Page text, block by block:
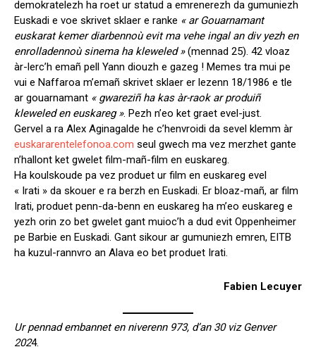
demokratelezh ha roet ur statud a emrenerezh da gumuniezh
Euskadi e voe skrivet sklaer e ranke « ar Gouarnamant
euskarat kemer diarbennoù evit ma vehe ingal an div yezh en
enrolladennoù sinema ha kleweled »(mennad 25). 42 vloaz
àr-lerc’h emañ pell Yann diouzh e gazeg ! Memes tra mui pe
vui e Naffaroa m’emañ skrivet sklaer er lezenn 18/1986 e tle
ar gouarnamant « gwareziñ ha kas àr-raok ar produiñ
kleweled en euskareg ». Pezh n’eo ket graet evel-just.
Gervel a ra Alex Aginagalde he c’henvroidi da sevel klemm àr
euskararentelefonoa.com seul gwech ma vez merzhet gante
n’hallont ket gwelet film-mañ-film en euskareg.
Ha koulskoude pa vez produet ur film en euskareg evel
« Irati » da skouer e ra berzh en Euskadi. Er bloaz-mañ, ar film
Irati, produet penn-da-benn en euskareg ha m’eo euskareg e
yezh orin zo bet gwelet gant muioc’h a dud evit Oppenheimer
pe Barbie en Euskadi. Gant sikour ar gumuniezh emren, EITB
ha kuzul-rannvro an Alava eo bet produet Irati.
Fabien Lecuyer
Ur pennad embannet en niverenn 973, d’an 30 viz Genver
2024.